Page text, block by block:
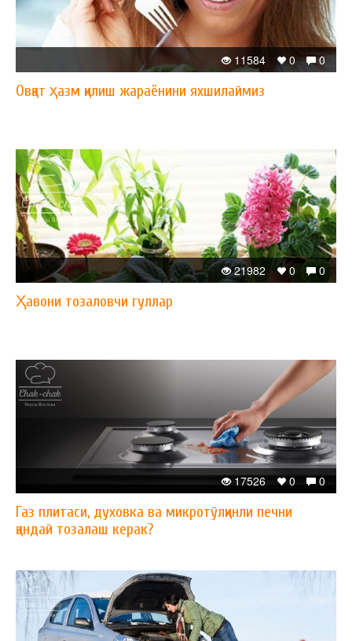
0
0
11584
Овқат ҳазм қилиш жараёнини яхшилаймиз
0
0
21982
Ҳавони тозаловчи гуллар
0
0
17526
Газ плитаси, духовка ва микротўлқинли печни
қандай тозалаш керак?